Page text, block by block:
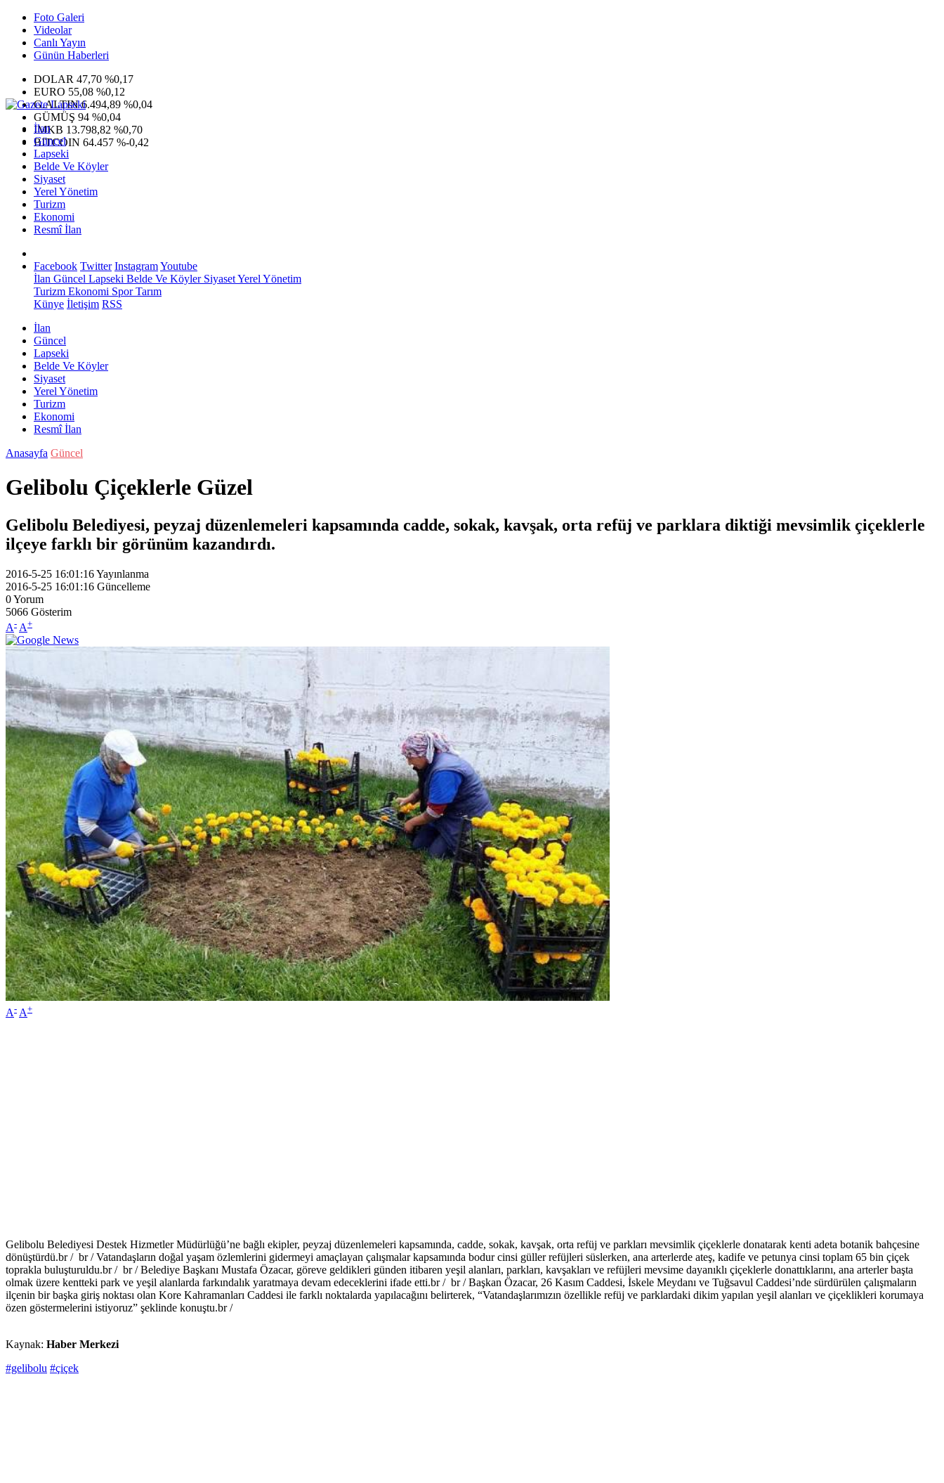
Foto Galeri
Videolar
Canlı Yayın
Günün Haberleri
DOLAR 47,70 %0,17
EURO 55,08 %0,12
G.ALTIN6.494,89 %0,04
GÜMÜŞ 94 %0,04
IMKB 13.798,82 %0,70
BITCOIN 64.457 %-0,42
İlan
Güncel
Lapseki
Belde Ve Köyler
Siyaset
Yerel Yönetim
Turizm
Ekonomi
Resmî İlan
Facebook Twitter InstagramYoutube
İlan Güncel Lapseki Belde Ve KöylerSiyasetYerel Yönetim
Turizm Ekonomi SporTarım
Künye İletişim RSS
İlan
Güncel
Lapseki
Belde Ve Köyler
Siyaset
Yerel Yönetim
Turizm
Ekonomi
Resmî İlan
Anasayfa Güncel
Gelibolu Çiçeklerle Güzel
Gelibolu Belediyesi, peyzaj düzenlemeleri kapsamında cadde, sokak, kavşak, orta refüj ve parklara diktiği mevsimlik çiçeklerle
ilçeye farklı bir görünüm kazandırdı.
2016-5-25 16:01:16Yayınlanma
2016-5-25 16:01:16 Güncelleme
0Yorum
5066 Gösterim
A- A+
A- A+
Gelibolu Belediyesi Destek Hizmetler Müdürlüğü’ne bağlı ekipler, peyzaj düzenlemeleri kapsamında, cadde, sokak, kavşak, orta refüj ve parkları mevsimlik çiçeklerle donatarak kenti adeta botanik bahçesine
dönüştürdü.br / br / Vatandaşların doğal yaşam özlemlerini gidermeyi amaçlayan çalışmalar kapsamında bodur cinsi güller refüjleri süslerken, ana arterlerde ateş, kadife ve petunya cinsi toplam 65 bin çiçek
toprakla buluşturuldu.br / br / Belediye Başkanı Mustafa Özacar, göreve geldikleri günden itibaren yeşil alanları, parkları, kavşakları ve refüjleri mevsime dayanıklı çiçeklerle donattıklarını, ana arterler başta
olmak üzere kentteki park ve yeşil alanlarda farkındalık yaratmaya devam edeceklerini ifade etti.br / br / Başkan Özacar, 26 Kasım Caddesi, İskele Meydanı ve Tuğsavul Caddesi’nde sürdürülen çalışmaların
ilçenin bir başka giriş noktası olan Kore Kahramanları Caddesi ile farklı noktalarda yapılacağını belirterek, “Vatandaşlarımızın özellikle refüj ve parklardaki dikim yapılan yeşil alanları ve çiçeklikleri korumaya
özen göstermelerini istiyoruz” şeklinde konuştu.br /
Kaynak: Haber Merkezi
#gelibolu #çiçek